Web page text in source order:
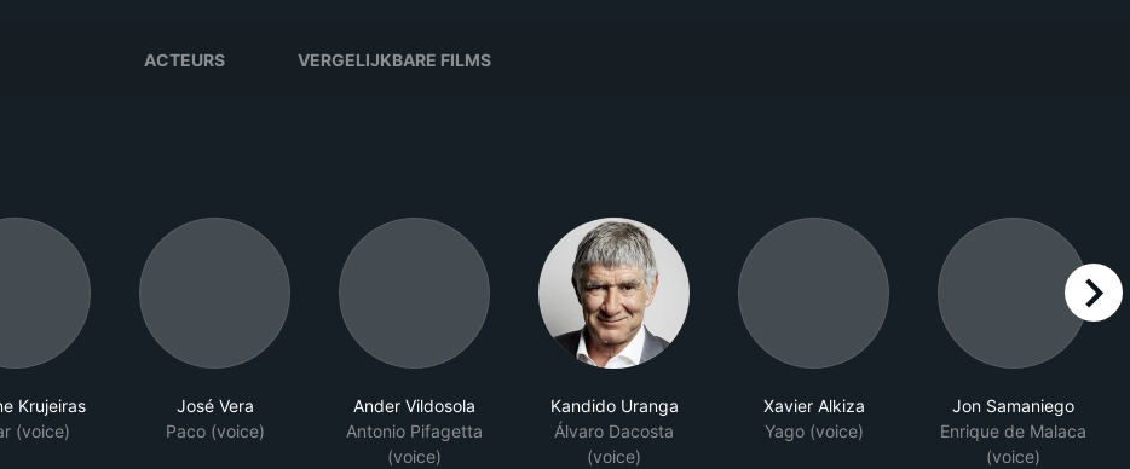
ACTEURS VERGELIJKBARE FILMS
Krujeiras
(voice)
José Vera
Paco (voice)
Ander Vildosola
Antonio Pifagetta
(voice)
Kandido Uranga
Álvaro Dacosta
(voice)
Xavier Alkiza
Yago (voice)
Jon Samaniego
Enrique de Malaca
(voice)
right